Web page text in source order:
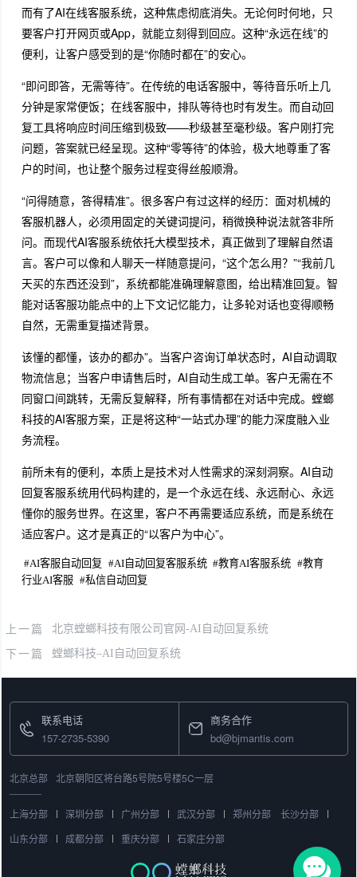
而有了AI在线客服系统，这种焦虑彻底消失。无论何时何地，只
要客户打开网页或App，就能立刻得到回应。这种“永远在线”的
便利，让客户感受到的是“你随时都在”的安心。
“即问即答，无需等待”。在传统的电话客服中，等待音乐听上几
分钟是家常便饭；在线客服中，排队等待也时有发生。而自动回
复工具将响应时间压缩到极致——秒级甚至毫秒级。客户刚打完
问题，答案就已经呈现。这种“零等待”的体验，极大地尊重了客
户的时间，也让整个服务过程变得丝般顺滑。
“问得随意，答得精准”。很多客户有过这样的经历：面对机械的
客服机器人，必须用固定的关键词提问，稍微换种说法就答非所
问。而现代AI客服系统依托大模型技术，真正做到了理解自然语
言。客户可以像和人聊天一样随意提问，“这个怎么用？”“我前几
天买的东西还没到”，系统都能准确理解意图，给出精准回复。智
能对话客服功能点中的上下文记忆能力，让多轮对话也变得顺畅
自然，无需重复描述背景。
该懂的都懂，该办的都办”。当客户咨询订单状态时，AI自动调取
物流信息；当客户申请售后时，AI自动生成工单。客户无需在不
同窗口间跳转，无需反复解释，所有事情都在对话中完成。螳螂
科技的AI客服方案，正是将这种“一站式办理”的能力深度融入业
务流程。
前所未有的便利，本质上是技术对人性需求的深刻洞察。AI自动
回复客服系统用代码构建的，是一个永远在线、永远耐心、永远
懂你的服务世界。在这里，客户不再需要适应系统，而是系统在
适应客户。这才是真正的“以客户为中心”。
#AI客服自动回复 #AI自动回复客服系统 #教育AI客服系统 #教育
行业AI客服 #私信自动回复
上一篇 北京螳螂科技有限公司官网-AI自动回复系统
下一篇 螳螂科技–AI自动回复系统
联系电话
157-2735-5390
商务合作
bd@bjmantis.com
北京总部 北京朝阳区将台路5号院5号楼5C一层
上海分部 深圳分部 广州分部 武汉分部 郑州分部
长沙分部
山东分部
成都分部 重庆分部 石家庄分部